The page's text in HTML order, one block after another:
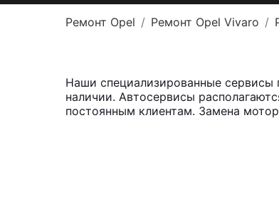
Ремонт Opel Ремонт Opel Vivaro
Наши специализированные сервисы
наличии. Автосервисы
постоянным клиентам. Замена